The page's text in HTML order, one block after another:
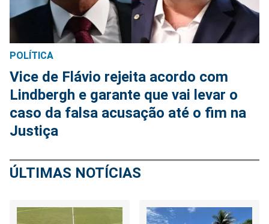
POLÍTICA
Vice de Flávio rejeita acordo com
Lindbergh e garante que vai levar o
caso da falsa acusação até o fim na
Justiça
ÚLTIMAS NOTÍCIAS